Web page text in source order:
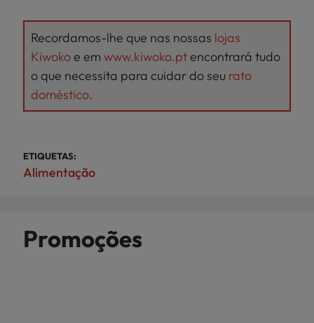
Recordamos-lhe que nas nossas lojas
Kiwokoe em www.kiwoko.ptencontrará tudo
o que necessita para cuidar do seu rato
doméstico.
ETIQUETAS:
Alimentação
Promoções